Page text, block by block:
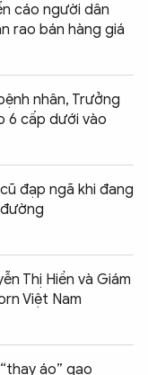
cáo người dân
rao bán hàng giá
nhân, Trưởng
6 cấp dưới vào
đạp ngã khi đang
Thị Hiền và Giám
Việt Nam
áo” gạo